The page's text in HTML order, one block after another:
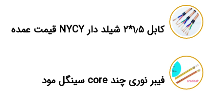
کابل ۱٫۵*۲ شیلد دار NYCY قیمت عمده
فیبر نوری چند core سینگل مود